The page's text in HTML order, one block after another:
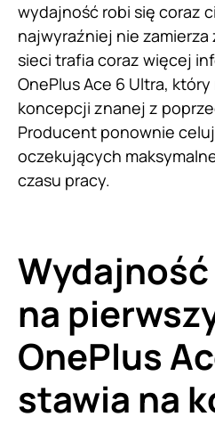
wydajność robi się coraz
najwyraźniej nie zamierza
sieci trafia coraz więcej
OnePlus Ace 6 Ultra,
koncepcji znanej z
Producent ponownie
oczekujących
czasu pracy.
na
OnePlus
stawia na